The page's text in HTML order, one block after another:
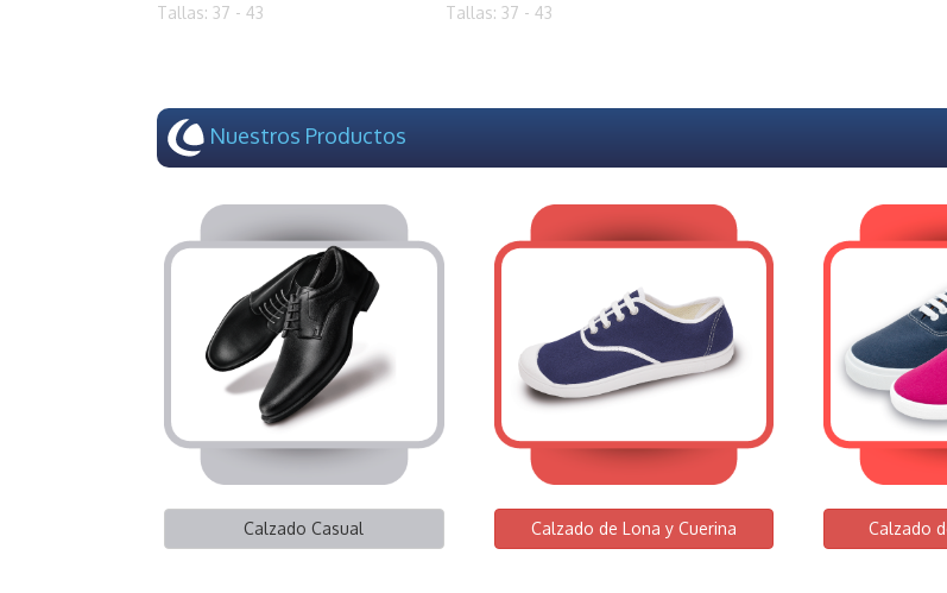
Tallas: 37 - 43 Tallas: 37 - 43
Nuestros Productos
Calzado Casual Calzado de Lona y Cuerina Calzado